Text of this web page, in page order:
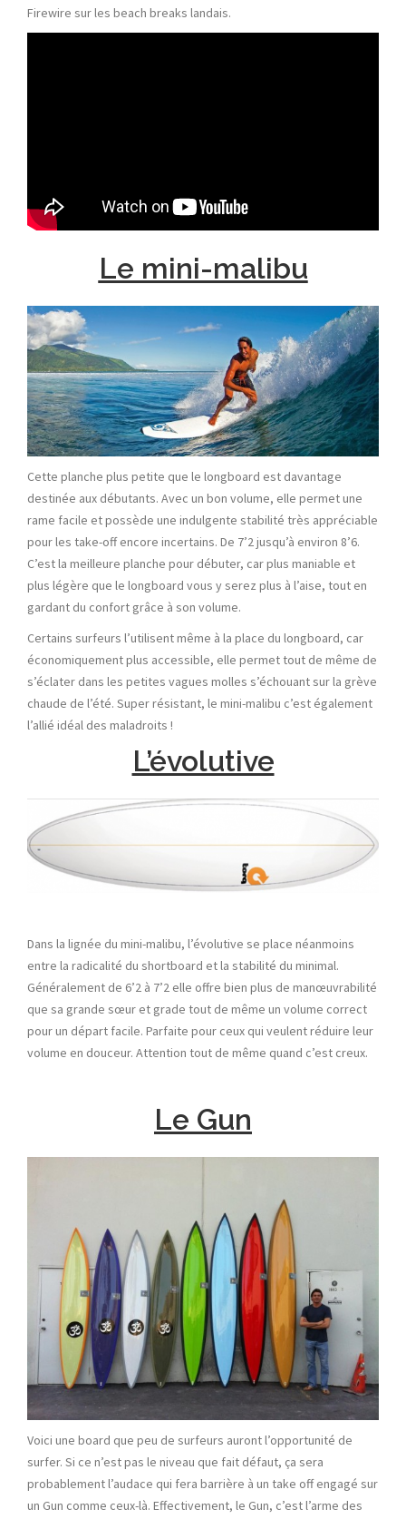
Firewire sur les beach breaks landais.
Le mini-malibu
Cette planche plus petite que le longboard est davantage
destinée aux débutants. Avec un bon volume, elle permet une
rame facile et possède une indulgente stabilité très appréciable
pour les take-off encore incertains. De 7’2 jusqu’à environ 8’6.
C’est la meilleure planche pour débuter, car plus maniable et
plus légère que le longboard vous y serez plus à l’aise, tout en
gardant du confort grâce à son volume.
Certains surfeurs l’utilisent même à la place du longboard, car
économiquement plus accessible, elle permet tout de même de
s’éclater dans les petites vagues molles s’échouant sur la grève
chaude de l’été. Super résistant, le mini-malibu c’est également
l’allié idéal des maladroits !
L’évolutive
Dans la lignée du mini-malibu, l’évolutive se place néanmoins
entre la radicalité du shortboard et la stabilité du minimal.
Généralement de 6’2 à 7’2 elle offre bien plus de manœuvrabilité
que sa grande sœur et grade tout de même un volume correct
pour un départ facile. Parfaite pour ceux qui veulent réduire leur
volume en douceur. Attention tout de même quand c’est creux.
Le Gun
Voici une board que peu de surfeurs auront l’opportunité de
surfer. Si ce n’est pas le niveau que fait défaut, ça sera
probablement l’audace qui fera barrière à un take off engagé sur
un Gun comme ceux-là. Effectivement, le Gun, c’est l’arme des